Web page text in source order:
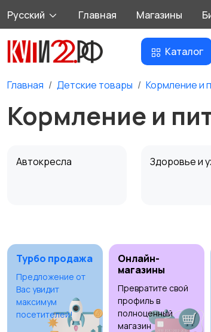
Русский Главная Магазины
Каталог
Главная Детские товары Кормление и
Кормление и
Автокресла Здоровье и
детской
Детская одежда и
обувь5
Турбо продажа
Предложение от
Вас увидит
максимум
посетителей!
Онлайн-
магазины
Превратите свой
профиль в
полноценный
магазин